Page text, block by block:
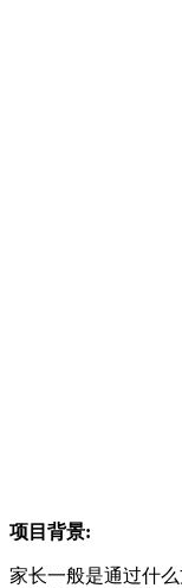
项目背景:
家长一般是通过什